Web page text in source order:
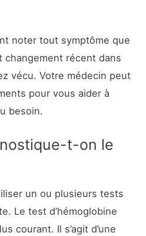
noter tout symptôme que
récent dans
vécu. Votre médecin peut
pour vous aider à
besoin.
t-on le
un ou plusieurs tests
Le test d’hémoglobine
courant. Il s’agit d’une